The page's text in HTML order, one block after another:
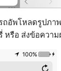
พโหลดรูปภา
รือ ส่งข้อความ